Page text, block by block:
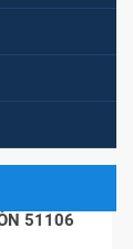
B
GE12